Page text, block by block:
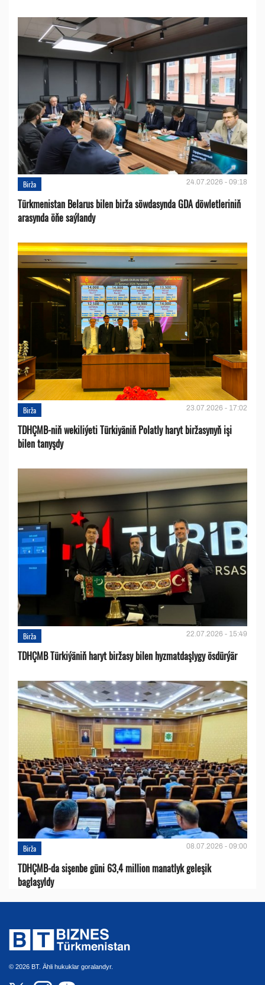
Birža 24.07.2026 - 09:18
Türkmenistan Belarus bilen birža söwdasynda GDA döwletleriniň
arasynda öňe saýlandy
Birža 23.07.2026 - 17:02
TDHÇMB-niň wekiliýeti Türkiyäniň Polatly haryt biržasynyň işi
bilen tanyşdy
Birža 22.07.2026 - 15:49
TDHÇMB Türkiýäniň haryt biržasy bilen hyzmatdaşlygy ösdürýär
Birža 08.07.2026 - 09:00
TDHÇMB-da sişenbe güni 63,4 million manatlyk geleşik
baglaşyldy
© 2026 BT. Ähli hukuklar goralandyr.